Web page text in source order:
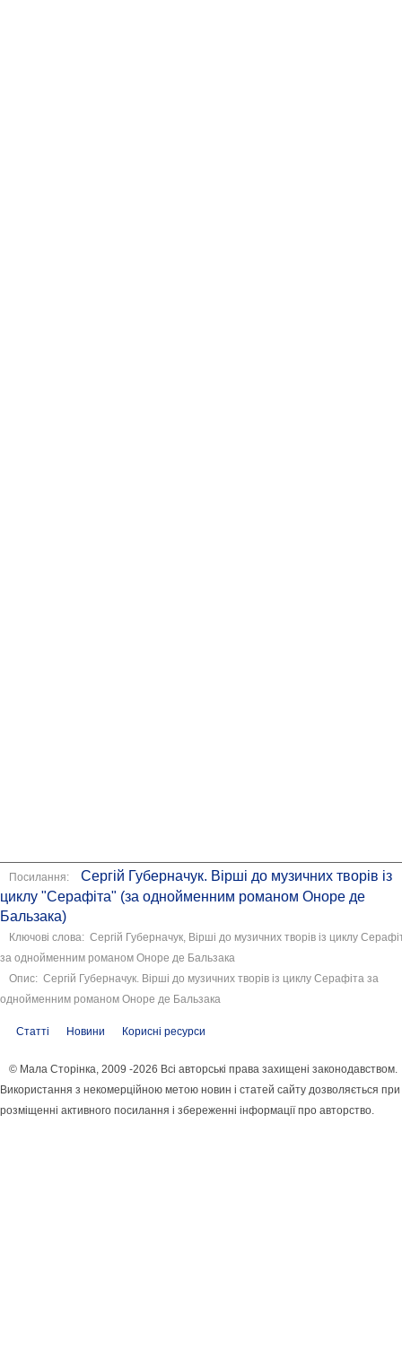
Посилання:
Сергій Губерначук. Вірші до музичних творів із
циклу "Серафіта" (за однойменним романом Оноре де
Бальзака)
Ключові слова: Сергій Губерначук, Вірші до музичних творів із циклу
за однойменним романом Оноре де Бальзака
Опис: Сергій Губерначук. Вірші до музичних творів із циклу Серафіта за
однойменним романом Оноре де Бальзака
Статті Новини Корисні ресурси
© Мала Сторінка, 2009 -2026 Всі авторські права захищені законодавством.
Використання з некомерційною метою новин і статей сайту дозволяється при
розміщенні активного посилання і збереженні інформації про авторство.